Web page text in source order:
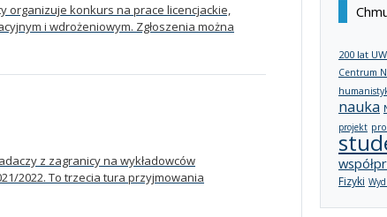
organizuje konkurs na prace licencjackie,
i wdrożeniowym. Zgłoszenia można
z zagranicy na wykładowców
2022. To trzecia tura przyjmowania
200 lat UW
Centrum
nauka
projekt
Fizyki